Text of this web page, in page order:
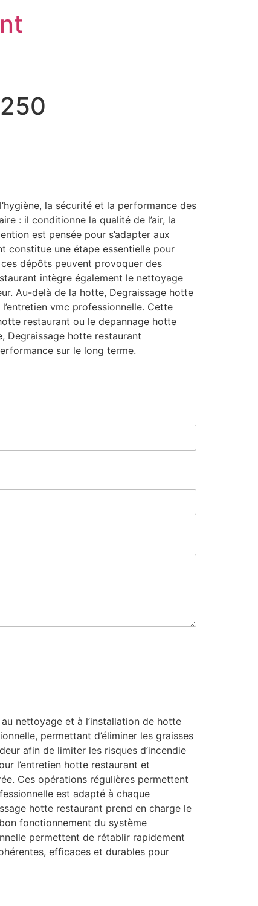
la sécurité et la performance des
: il conditionne la qualité de l’air, la
est pensée pour s’adapter aux
constitue une étape essentielle pour
dépôts peuvent provoquer des
intègre également le nettoyage
Au-delà de la hotte, Degraissage hotte
vmc professionnelle. Cette
restaurant ou le depannage hotte
Degraissage hotte restaurant
sur le long terme.
nettoyage et à l’installation de hotte
permettant d’éliminer les graisses
afin de limiter les risques d’incendie
l’entretien hotte restaurant et
Ces opérations régulières permettent
est adapté à chaque
hotte restaurant prend en charge le
fonctionnement du système
permettent de rétablir rapidement
efficaces et durables pour